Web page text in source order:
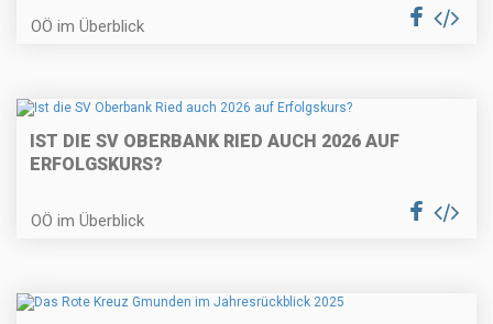
OÖ im Überblick
IST DIE SV OBERBANK RIED AUCH 2026 AUF
ERFOLGSKURS?
OÖ im Überblick